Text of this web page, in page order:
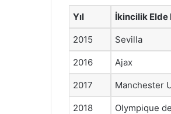
Yıl İkincilik Elde
2015 Sevilla
2016 Ajax
2017 Manchester
2018 Olympique